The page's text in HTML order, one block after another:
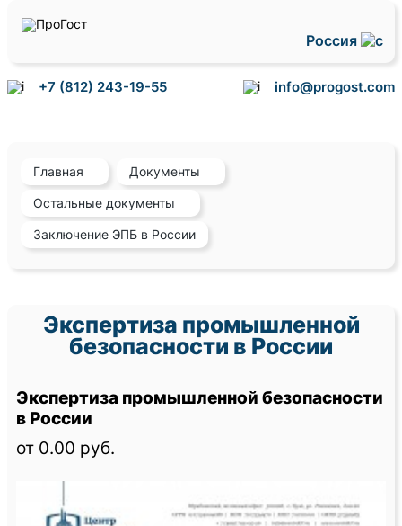
Россия
+7 (812) 243-19-55 info@progost.com
Главная Документы
Остальные документы
Заключение ЭПБ в России
Экспертиза промышленной
безопасности в России
Экспертиза промышленной безопасности
в России
от 0.00 руб.